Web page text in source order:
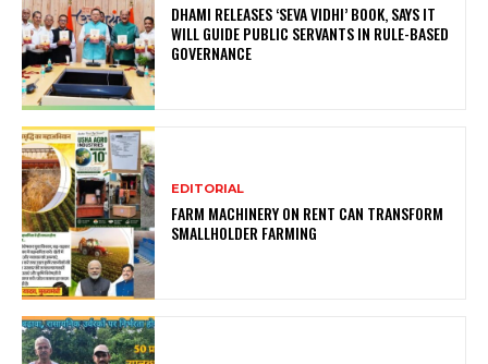
DHAMI RELEASES ‘SEVA VIDHI’ BOOK, SAYS IT
WILL GUIDE PUBLIC SERVANTS IN RULE-BASED
GOVERNANCE
EDITORIAL
FARM MACHINERY ON RENT CAN TRANSFORM
SMALLHOLDER FARMING